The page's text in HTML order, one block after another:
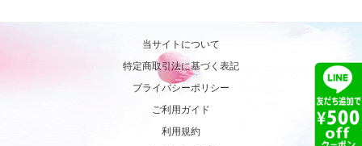
当サイトについて
特定商取引法に基づく表記
プライバシーポリシー
ご利用ガイド
利用規約